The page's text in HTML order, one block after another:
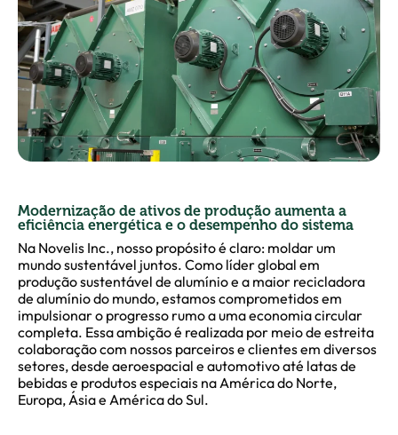
Modernização de ativos de produção aumenta a
eficiência energética e o desempenho do sistema
Na Novelis Inc., nosso propósito é claro: moldar um
mundo sustentável juntos. Como líder global em
produção sustentável de alumínio e a maior recicladora
de alumínio do mundo, estamos comprometidos em
impulsionar o progresso rumo a uma economia circular
completa. Essa ambição é realizada por meio de estreita
colaboração com nossos parceiros e clientes em diversos
setores, desde aeroespacial e automotivo até latas de
bebidas e produtos especiais na América do Norte,
Europa, Ásia e América do Sul.